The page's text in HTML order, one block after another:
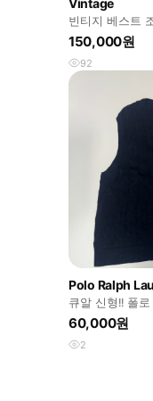
빈티지 베스트
150,000원
92
Polo Ralph
큐알 신형!! 폴
베스트 조끼 XL
60,000원
2